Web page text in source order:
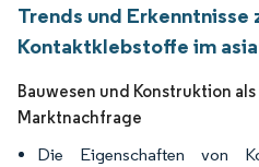
Trends und Erkenntnisse
Kontaktklebstoffe im
Bauwesen und Konstruktion
Marktnachfrage
Die Eigenschaften von